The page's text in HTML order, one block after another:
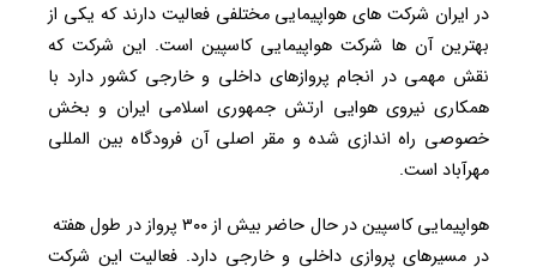
در ایران شرکت های هواپیمایی مختلفی فعالیت دارند که یکی از
بهترین آن ها شرکت هواپیمایی کاسپین است. این شرکت که
نقش مهمی در انجام پروازهای داخلی و خارجی کشور دارد با
همکاری نیروی هوایی ارتش جمهوری اسلامی ایران و بخش
خصوصی راه اندازی شده و مقر اصلی آن فرودگاه بین المللی
مهرآباد است.
هواپیمایی کاسپین در حال حاضر بیش از ۳۰۰ پرواز در طول هفته
در مسیرهای پروازی داخلی و خارجی دارد. فعالیت این شرکت